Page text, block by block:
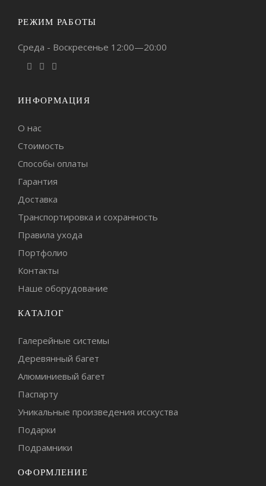
РЕЖИМ РАБОТЫ
Среда - Воскресенье 12:00—20:00
ИНФОРМАЦИЯ
О нас
Стоимость
Способы оплаты
Гарантия
Доставка
Транспортировка и сохранность
Правила ухода
Портфолио
Контакты
Наше оборудование
КАТАЛОГ
Галерейные системы
Деревянный багет
Алюминиевый багет
Паспарту
Уникальные произведения исскуства
Подарки
Подрамники
ОФОРМЛЕНИЕ